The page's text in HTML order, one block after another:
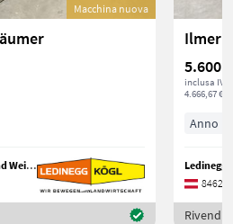
Macchina nuova
Ledinegg - Kögl GmbH - Obst- und Weinbautechnik
Ilmer
5.600 €
inclusa IVA
4.666,67 €
Anno
8462